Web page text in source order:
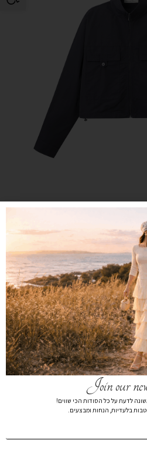
ז'קט רוכסן סט מחויט 2536
XL
Join our
לדעת על כל הסודות הכי שווים!
בלעדיות, הנחות ומבצעים.